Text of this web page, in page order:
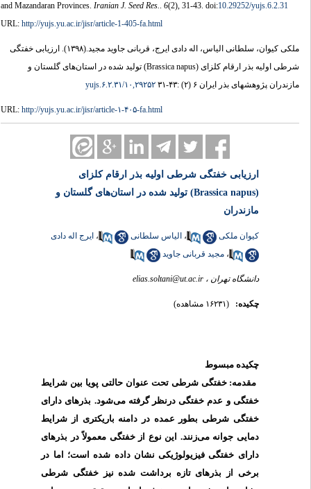
and Mazandaran Provinces.Iranian J. Seed Res..6(2), 31-43. doi:10.29252/yujs.6.2.31
URL:http://yujs.yu.ac.ir/jisr/article-1-405-fa.html
ملکی کیوان، سلطانی الیاس، اله دادی ایرج، قربانی جاوید مجید.(۱۳۹۸).
ارزیابی خفتگی
شرطی اولیه بذر ارقام کلزای (Brassica napus) تولید شده در استان‌های گلستان و
مازندران پژوهشهای بذر ایران ۶ (۲) :۴۳-۳۱
۱۰,۲۹۲۵۲/yujs.۶.۲.۳۱
URL:http://yujs.yu.ac.ir/jisr/article-۱-۴۰۵-fa.html
ارزیابی خفتگی شرطی اولیه بذر ارقام کلزای
(Brassica napus) تولید شده در استان‌های گلستان و
مازندران
کیوان ملکی ، الیاس سلطانی ، ایرج اله دادی
، مجید قربانی جاوید
دانشگاه تهران ،elias.soltani@ut.ac.ir
چکیده: (۱۶۲۳۱ مشاهده)
چکیده مبسوط
مقدمه: خفتگی شرطی تحت عنوان حالتی پویا بین شرایط
خفتگی و عدم خفتگی درنظر گرفته می‌شود. بذرهای دارای
خفتگی شرطی بطور عمده در دامنه باریکتری از شرایط
دمایی جوانه می‌زنند. این نوع از خفتگی معمولاً در بذرهای
دارای خفتگی فیزیولوژیکی نشان داده شده است؛ اما در
برخی از بذرهای تازه برداشت شده نیز خفتگی شرطی